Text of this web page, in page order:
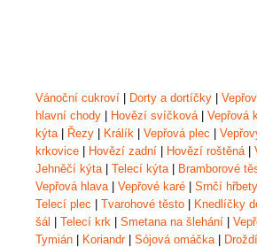
Vánoční cukroví | Dorty a dortíčky |
hlavní chody | Hovězí svíčková | Vepřová
kýta | Řezy | Králík | Vepřová plec |
krkovice | Hovězí zadní | Hovězí roštěná |
Jehněčí kýta | Telecí kýta | Bramborové
Vepřová hlava | Vepřové karé | Srnčí hřbety
Telecí plec | Tvarohové těsto | Knedlíčky
šál | Telecí krk | Smetana na šlehání |
Tymián | Koriandr| Sójová omáčka | Droždí